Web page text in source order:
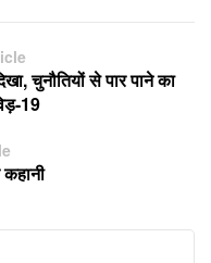
चुनौतियों से पार पाने का
19